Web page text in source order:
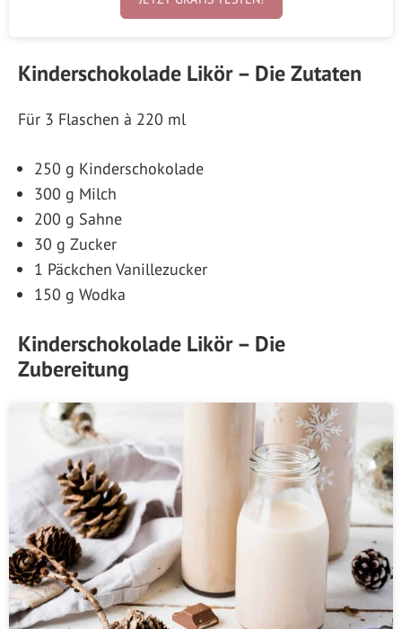
Kinderschokolade Likör – Die Zutaten
Für 3 Flaschen à 220 ml
250 g Kinderschokolade
300 g Milch
200 g Sahne
30 g Zucker
1 Päckchen Vanillezucker
150 g Wodka
Kinderschokolade Likör – Die
Zubereitung